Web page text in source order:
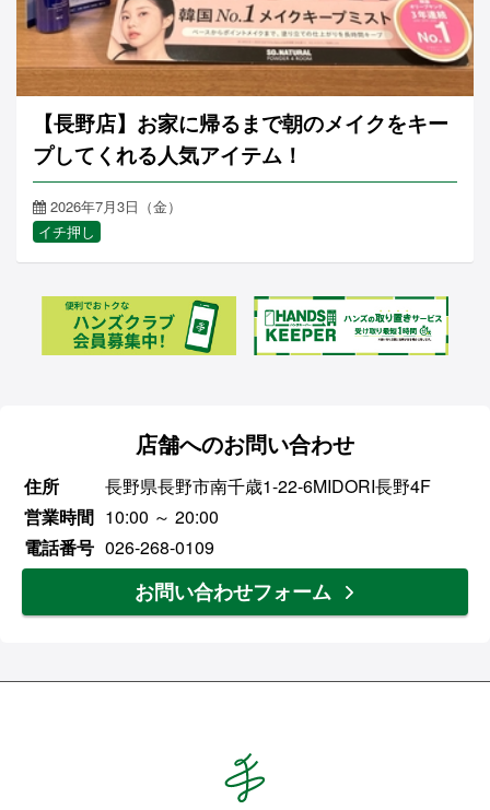
【長野店】お家に帰るまで朝のメイクをキー
プしてくれる人気アイテム！
2026年7月3日（金）
イチ押し
店舗へのお問い合わせ
住所
長野県長野市南千歳1-22-6MIDORI長野4F
営業時間 10:00 ～ 20:00
電話番号 026-268-0109
お問い合わせフォーム